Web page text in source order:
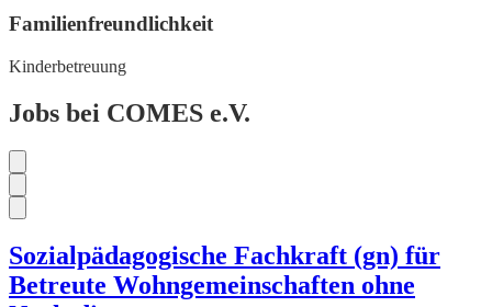
Familienfreundlichkeit
Kinderbetreuung
Jobs bei COMES e.V.
Sozialpädagogische Fachkraft (gn) für
Betreute Wohngemeinschaften ohne